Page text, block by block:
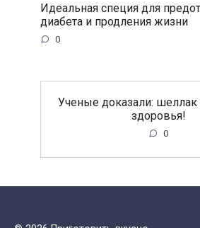
Идеальная специя для
диабета и продления жизни
0
Ученые доказали: шеллак
здоровья!
0